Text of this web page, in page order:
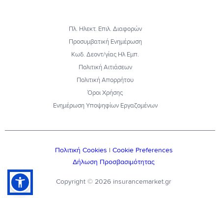
Πλ. Ηλεκτ. Επιλ. Διαφορών
Προσυμβατική Ενημέρωση
Κωδ. Δεοντ/γίας Ηλ Εμπ.
Πολιτική Αιτιάσεων
Πολιτική Απορρήτου
Όροι Χρήσης
Ενημέρωση Υποψηφίων Εργαζομένων
Πολιτική Cookies | Cookie Preferences
Δήλωση Προσβασιμότητας
Copyright © 2026 insurancemarket.gr